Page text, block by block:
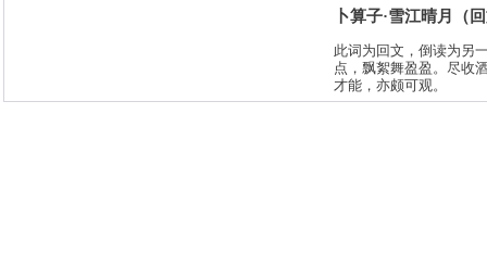
卜算子·雪江晴月（
此词为回文，倒读为另
点，飘絮舞盈盈。尽收
才能，亦颇可观。